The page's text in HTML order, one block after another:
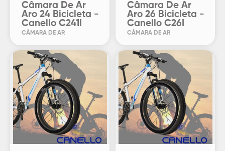
Câmara De Ar
Aro 24 Bicicleta -
Canello C241I
CÂMARA DE AR
Câmara De Ar
Aro 26 Bicicleta -
Canello C26I
CÂMARA DE AR